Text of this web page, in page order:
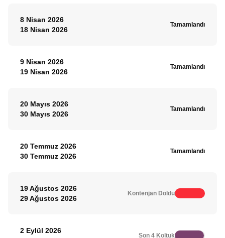
8 Nisan 2026
18 Nisan 2026
Tamamlandı
9 Nisan 2026
19 Nisan 2026
Tamamlandı
20 Mayıs 2026
30 Mayıs 2026
Tamamlandı
20 Temmuz 2026
30 Temmuz 2026
Tamamlandı
19 Ağustos 2026
29 Ağustos 2026
Kontenjan Doldu
2 Eylül 2026
Son 4 Koltuk